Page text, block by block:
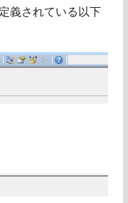
義されている以下